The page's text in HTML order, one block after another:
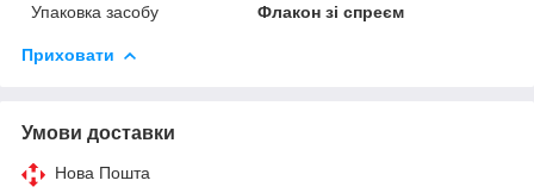
Упаковка засобу
Флакон зі спреєм
Приховати
Умови доставки
Нова Пошта